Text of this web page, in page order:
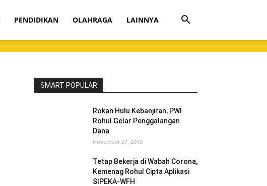
PENDIDIKAN OLAHRAGA LAINNYA
SMART POPULAR
Rokan Hulu Kebanjiran, PWI
Rohul Gelar Penggalangan
Dana
November 27, 2019
Tetap Bekerja di Wabah Corona,
Kemenag Rohul Cipta Aplikasi
SIPEKA-WFH